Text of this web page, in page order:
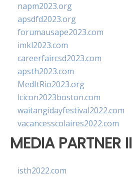
napm2023.org
apsdfd2023.org
forumausape2023.com
imkl2023.com
careerfaircsd2023.com
apsth2023.com
MedItRio2023.org
lcicon2023boston.com
waitangidayfestival2022.com
vacancesscolaires2022.com
MEDIA PARTNER II
isth2022.com